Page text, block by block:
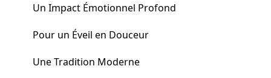
Un Impact Émotionnel Profond
Pour un Éveil en Douceur
Une Tradition Moderne